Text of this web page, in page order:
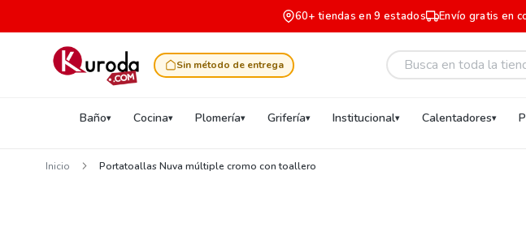
60+ tiendas en 9 estados Envío gratis en
Sin método de entrega
Baño Cocina Plomería Grifería Institucional Calentadores
Inicio Portatoallas Nuva múltiple cromo con toallero